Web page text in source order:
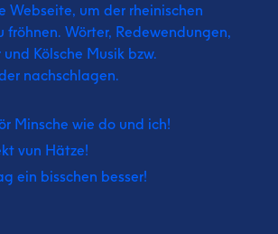
Webseite, um der rheinischen
fröhnen. Wörter, Redewendungen,
Kölsche Musik bzw.
nachschlagen.
Minsche wie do und ich!
vun Hätze!
ein bisschen besser!